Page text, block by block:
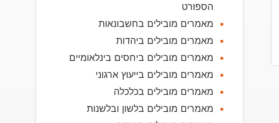
הספורט
מאמרים מובילים בחשבונאות
מאמרים מובילים ביהדות
מאמרים מובילים ביחסים בינלאומיים
מאמרים מובילים בייעוץ ארגוני
מאמרים מובילים בכלכלה
מאמרים מובילים בלשון ובלשנות